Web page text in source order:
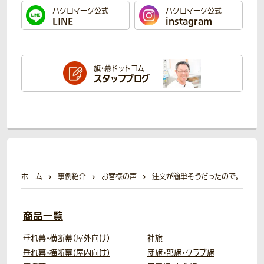
ハクロマーク公式
LINE
ハクロマーク公式
instagram
旗・幕ドットコム
スタッフブログ
ホーム 事例紹介 お客様の声 注文が簡単そうだったので。
商品一覧
垂れ幕・横断幕（屋外向け）
垂れ幕・横断幕（屋内向け）
社旗
団旗・部旗・クラブ旗